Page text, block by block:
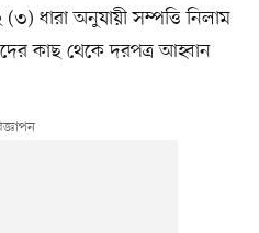
অনুযায়ী সম্পত্তি নিলাম
কাছ থেকে দরপত্র আহ্বান